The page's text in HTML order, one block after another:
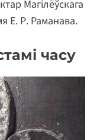
Магілёўскага
Е. Р. Раманава.
часу